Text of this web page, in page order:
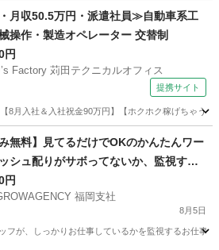
海外出張
月収50.5万円・派遣社員≫自動車系工
操作・製造オペレーター 交替制
円
Factory 苅田テクニカルオフィス
提携サイト
【8月入社＆入社祝金90万円】【ホクホク稼げちゃ
み無料】見てるだけでOKのかんたんワー
シュ配りがサボってないか、監視する
円
福岡支社
8月5日
フが、しっかりお仕事しているかを監視するお仕事